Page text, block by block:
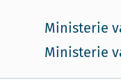
Ministerie
Ministerie